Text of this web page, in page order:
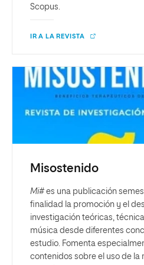
Scopus.
IR A LA REVISTA
Misostenido
Mi#es una publicación
finalidad la promoción y el
investigación teóricas,
música desde diferentes
estudio. Fomenta
contenidos sobre el uso de la